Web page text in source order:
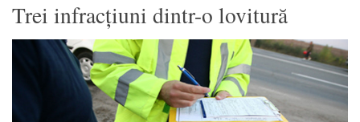
Trei infracțiuni dintr-o lovitură